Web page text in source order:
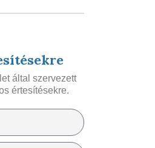
által szervezett
értesítésekre.